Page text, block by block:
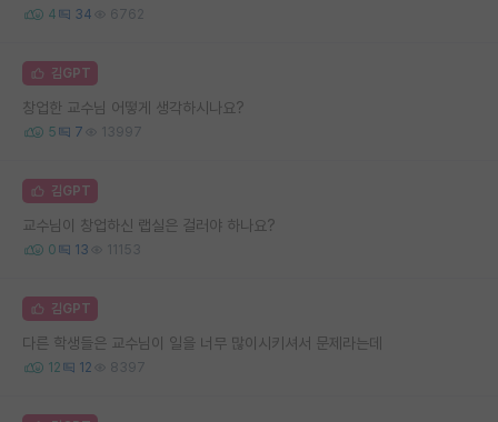
4 34 6762
김GPT
창업한 교수님 어떻게 생각하시나요?
5 7 13997
김GPT
교수님이 창업하신 랩실은 걸러야 하나요?
0 13 11153
김GPT
다른 학생들은 교수님이 일을 너무 많이시키셔서 문제라는데
12 12 8397